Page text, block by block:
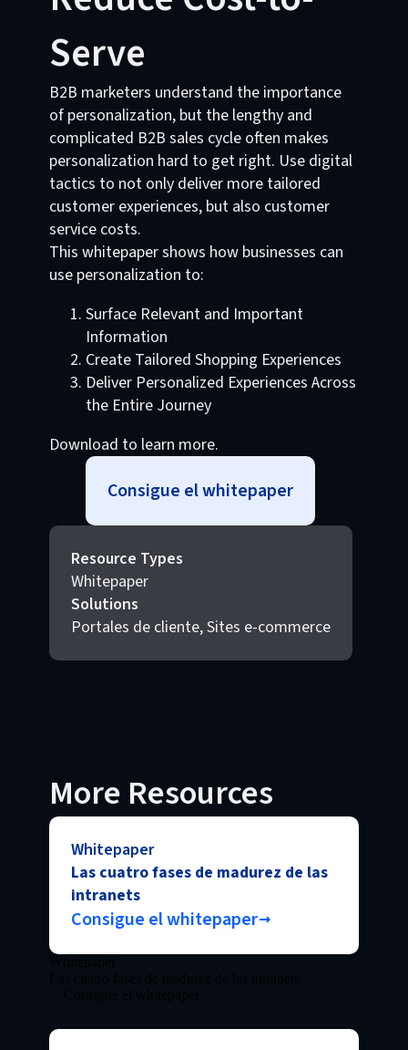
Serve
B2B marketers understand the importance
of personalization, but the lengthy and
complicated B2B sales cycle often makes
personalization hard to get right. Use digital
tactics to not only deliver more tailored
customer experiences, but also customer
service costs.
This whitepaper shows how businesses can
use personalization to:
Surface Relevant and Important
Information
Create Tailored Shopping Experiences
Deliver Personalized Experiences Across
the Entire Journey
Download to learn more.
Consigue el whitepaper
Resource Types
Whitepaper
Solutions
Portales de cliente, Sites e-commerce
More Resources
Whitepaper
Las cuatro fases de madurez de las
intranets
Consigue el whitepaper